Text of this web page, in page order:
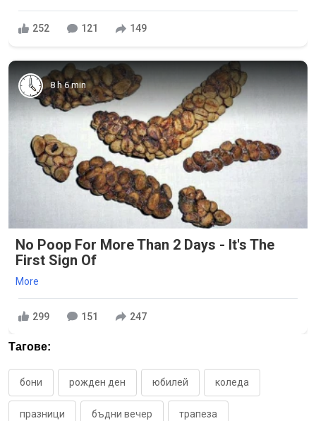
252 121 149
8 h 6 min
No Poop For More Than 2 Days - It's The
First Sign Of
More
299 151 247
Тагове:
бони рожден ден юбилей коледа
празници бъдни вечер трапеза